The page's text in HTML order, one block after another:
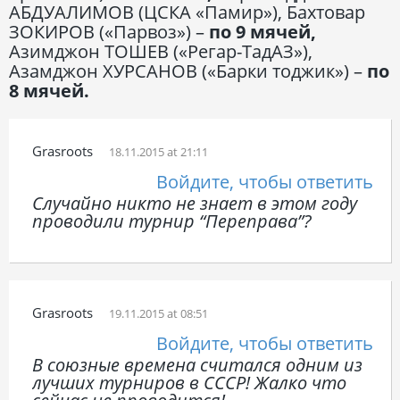
АБДУАЛИМОВ (ЦСКА «Памир»), Бахтовар
ЗОКИРОВ («Парвоз») – по 9 мячей,
Азимджон ТОШЕВ («Регар-ТадАЗ»),
Азамджон ХУРСАНОВ («Барки тоджик») – по
8 мячей.
Grasroots 18.11.2015 at 21:11
Войдите, чтобы ответить
Случайно никто не знает в этом году
проводили турнир “Переправа”?
Grasroots 19.11.2015 at 08:51
Войдите, чтобы ответить
В союзные времена считался одним из
лучших турниров в СССР! Жалко что